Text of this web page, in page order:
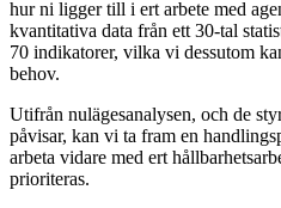
hur ni ligger till i ert arbete med
kvantitativa data från ett 30-tal
70 indikatorer, vilka vi dessutom
behov.
Utifrån nulägesanalysen, och de
påvisar, kan vi ta fram en
arbeta vidare med ert
prioriteras.